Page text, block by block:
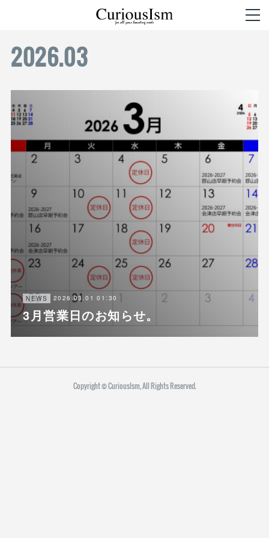
2026.03
NEWS 2026.03.01 01:30
3月営業日のお知らせ。
Copyright ©︎ CuriousIsm, All Rights Reserved.